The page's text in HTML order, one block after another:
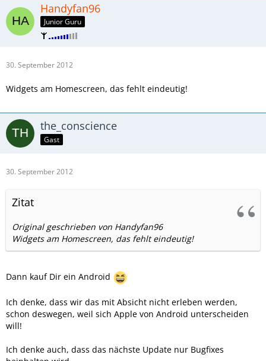
Handyfan96
Junior Guru
30. September 2012
Widgets am Homescreen, das fehlt eindeutig!
the_conscience
Gast
30. September 2012
Zitat
Original geschrieben von Handyfan96
Widgets am Homescreen, das fehlt eindeutig!
Dann kauf Dir ein Android
Ich denke, dass wir das mit Absicht nicht erleben werden,
schon deswegen, weil sich Apple von Android unterscheiden
will!
Ich denke auch, dass das nächste Update nur Bugfixes